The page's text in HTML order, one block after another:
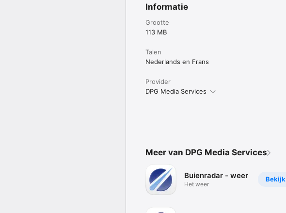
Informatie
Grootte
113 MB
Talen
Nederlands en Frans
Provider
DPG Media Services
Meer van DPG Media Services
Bekijk
Buienradar - weer
Het weer